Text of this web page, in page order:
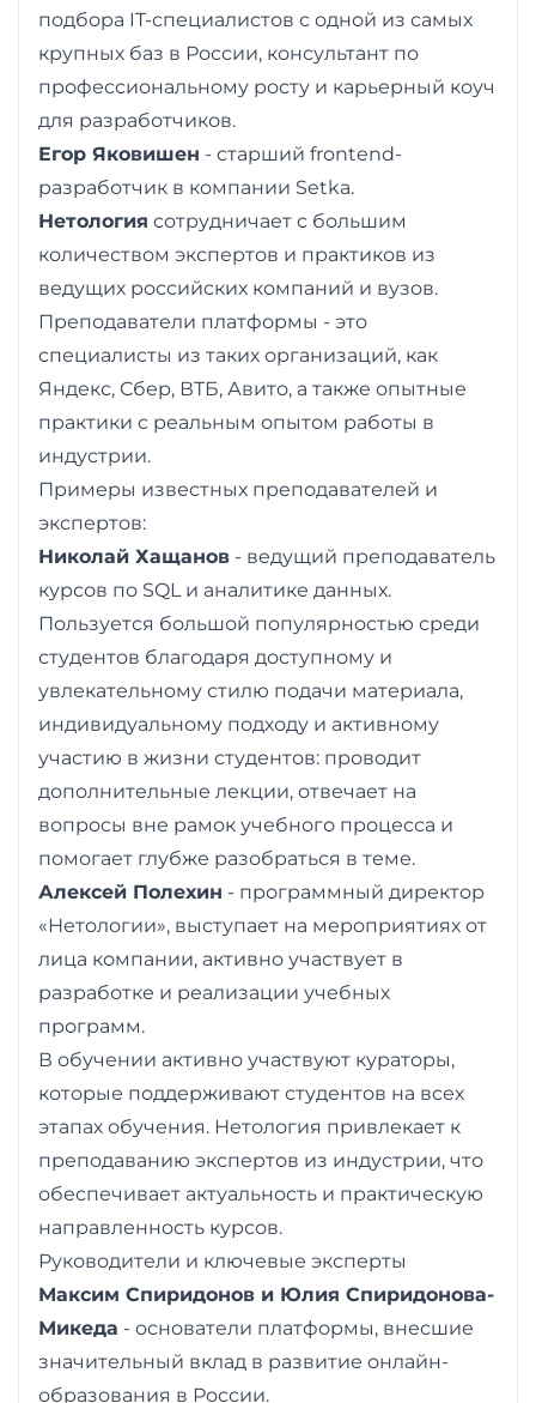
подбора IT-специалистов с одной из самых
крупных баз в России, консультант по
профессиональному росту и карьерный коуч
для разработчиков.
Егор Яковишен - старший frontend-
разработчик в компании Setka.
Нетология сотрудничает с большим
количеством экспертов и практиков из
ведущих российских компаний и вузов.
Преподаватели платформы - это
специалисты из таких организаций, как
Яндекс, Сбер, ВТБ, Авито, а также опытные
практики с реальным опытом работы в
индустрии.
Примеры известных преподавателей и
экспертов:
Николай Хащанов - ведущий преподаватель
курсов по SQL и аналитике данных.
Пользуется большой популярностью среди
студентов благодаря доступному и
увлекательному стилю подачи материала,
индивидуальному подходу и активному
участию в жизни студентов: проводит
дополнительные лекции, отвечает на
вопросы вне рамок учебного процесса и
помогает глубже разобраться в теме.
Алексей Полехин - программный директор
«Нетологии», выступает на мероприятиях от
лица компании, активно участвует в
разработке и реализации учебных
программ.
В обучении активно участвуют кураторы,
которые поддерживают студентов на всех
этапах обучения. Нетология привлекает к
преподаванию экспертов из индустрии, что
обеспечивает актуальность и практическую
направленность курсов.
Руководители и ключевые эксперты
Максим Спиридонов и Юлия Спиридонова-
Микеда - основатели платформы, внесшие
значительный вклад в развитие онлайн-
образования в России.